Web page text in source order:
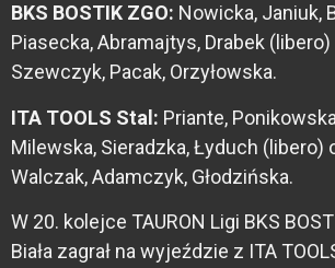
BKS BOSTIK ZGO: Nowicka, Janiuk,
Piasecka, Abramajtys, Drabek
Szewczyk, Pacak, Orzyłowska.
ITA TOOLS Stal: Priante,
Milewska, Sieradzka, Łyduch (libero)
Walczak, Adamczyk, Głodzińska.
W 20. kolejce TAURON Ligi BKS
Biała zagrał na wyjeździe z ITA